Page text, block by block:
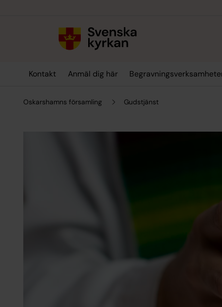
Kontakt Anmäl dig här
Oskarshamns församling Gudstjänst